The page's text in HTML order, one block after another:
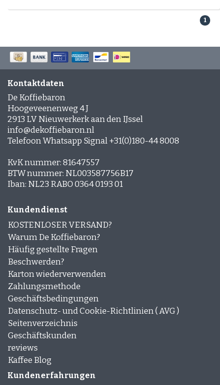
1
Kontaktdaten
De Koffiebaron
Hoogeveenenweg 4 J
2913 LV Nieuwerkerk aan den IJssel
info@dekoffiebaron.nl
Telefoon Whatsapp Signal +31(0)180-44 8008
KvK nummer: 81647557
BTW nummer: NL003587756B17
Iban: NL23 RABO 0364 0193 01
Kundendienst
KOSTENLOSER VERSAND?
Warum De Koffiebaron?
Häufig gestellte Fragen
Beschwerden?
Karton wiederverwenden
Zahlungsmethode
Geschäftsbedingungen
Datenschutz- und Cookie-Richtlinien ( AVG )
Seitenverzeichnis
Geschäftskunden
reviews
Kaffee Blog
Kundenerfahrungen